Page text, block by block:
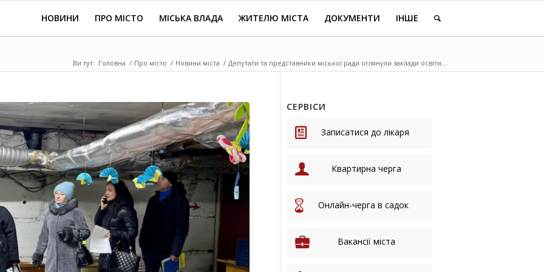
НОВИНИ ПРО МІСТО МІСЬКА ВЛАДА ЖИТЕЛЮ МІСТА ДОКУМЕНТИ ІНШЕ
Ви тут: Головна / Про місто / Новини міста / Депутати та представники міської ради оглянули заклади освіти...
СЕРВІСИ
Записатися до лікаря
Квартирна черга
Онлайн-черга в садок
Вакансії міста